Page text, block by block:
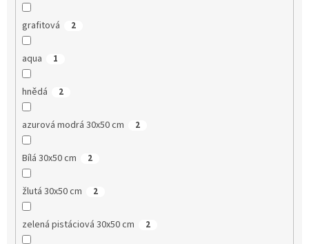
grafitová 2
aqua 1
hnědá 2
azurová modrá 30x50 cm 2
Bílá 30x50 cm 2
žlutá 30x50 cm 2
zelená pistáciová 30x50 cm 2